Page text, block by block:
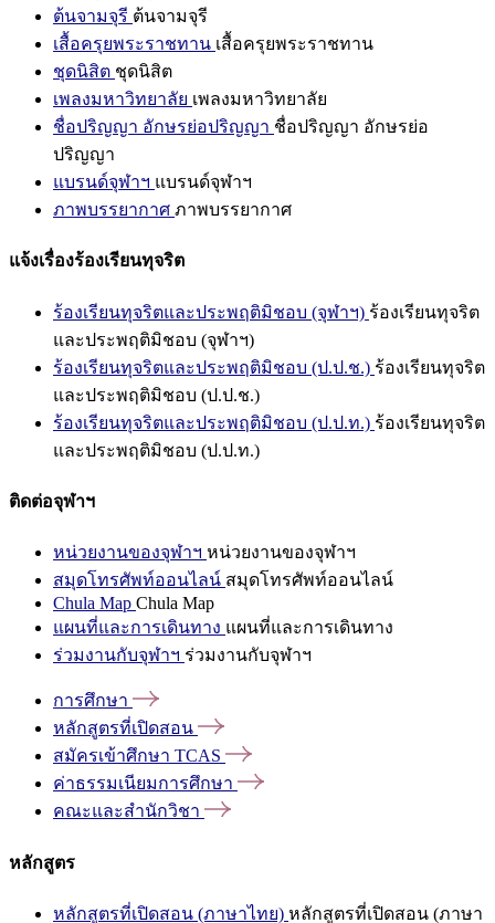
ต้นจามจุรี ต้นจามจุรี
เสื้อครุยพระราชทาน เสื้อครุยพระราชทาน
ชุดนิสิต ชุดนิสิต
เพลงมหาวิทยาลัย เพลงมหาวิทยาลัย
ชื่อปริญญา อักษรย่อปริญญา ชื่อปริญญา อักษรย่อ
ปริญญา
แบรนด์จุฬาฯ แบรนด์จุฬาฯ
ภาพบรรยากาศ ภาพบรรยากาศ
แจ้งเรื่องร้องเรียนทุจริต
ร้องเรียนทุจริตและประพฤติมิชอบ (จุฬาฯ) ร้องเรียนทุจริต
และประพฤติมิชอบ (จุฬาฯ)
ร้องเรียนทุจริตและประพฤติมิชอบ (ป.ป.ช.) ร้องเรียนทุจริต
และประพฤติมิชอบ (ป.ป.ช.)
ร้องเรียนทุจริตและประพฤติมิชอบ (ป.ป.ท.) ร้องเรียนทุจริต
และประพฤติมิชอบ (ป.ป.ท.)
ติดต่อจุฬาฯ
หน่วยงานของจุฬาฯ หน่วยงานของจุฬาฯ
สมุดโทรศัพท์ออนไลน์ สมุดโทรศัพท์ออนไลน์
Chula Map Chula Map
แผนที่และการเดินทาง แผนที่และการเดินทาง
ร่วมงานกับจุฬาฯ ร่วมงานกับจุฬาฯ
การศึกษา
หลักสูตรที่เปิดสอน
สมัครเข้าศึกษา TCAS
ค่าธรรมเนียมการศึกษา
คณะและสำนักวิชา
หลักสูตร
หลักสูตรที่เปิดสอน (ภาษาไทย) หลักสูตรที่เปิดสอน (ภาษา